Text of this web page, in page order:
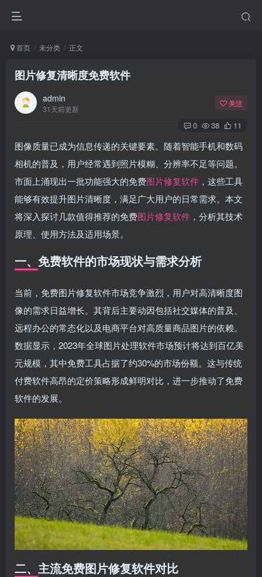
首页 未分类 正文
图片修复清晰度免费软件
admin
31天前更新
关注
0 38 11
图像质量已成为信息传递的关键要素。随着智能手机和数码
相机的普及，用户经常遇到照片模糊、分辨率不足等问题。
市面上涌现出一批功能强大的免费图片修复软件 ，这些工具
能够有效提升图片清晰度，满足广大用户的日常需求。本文
将深入探讨几款值得推荐的免费图片修复软件 ，分析其技术
原理、使用方法及适用场景。
一、免费软件的市场现状与需求分析
当前，免费图片修复软件市场竞争激烈，用户对高清晰度图
像的需求日益增长。其背后主要动因包括社交媒体的普及、
远程办公的常态化以及电商平台对高质量商品图片的依赖。
数据显示，2023年全球图片处理软件市场预计将达到百亿美
元规模，其中免费工具占据了约30%的市场份额。这与传统
付费软件高昂的定价策略形成鲜明对比，进一步推动了免费
软件的发展。
二、主流免费图片修复软件对比